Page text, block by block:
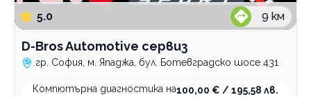
5.0 9 км
D-Bros Automotive сервиз
гр. София, м. Япаджа, бул. Ботевградско шосе 431
Компютърна диагностика на100,00 € / 195,58 лв.
Категории
Професионално почистване автомобили
Автосервиз
Годишен технически преглед